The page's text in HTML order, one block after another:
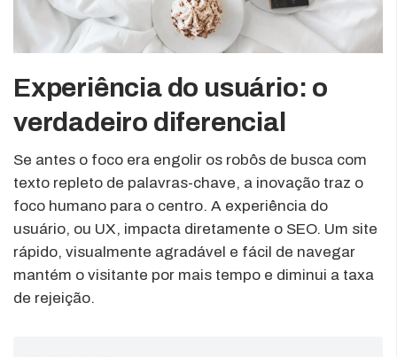
Experiência do usuário: o
verdadeiro diferencial
Se antes o foco era engolir os robôs de busca com
texto repleto de palavras-chave, a inovação traz o
foco humano para o centro. A experiência do
usuário, ou UX, impacta diretamente o SEO. Um site
rápido, visualmente agradável e fácil de navegar
mantém o visitante por mais tempo e diminui a taxa
de rejeição.